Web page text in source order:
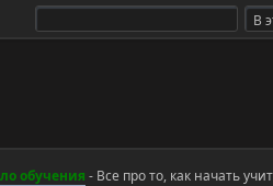
обучения - Все про то, как начать